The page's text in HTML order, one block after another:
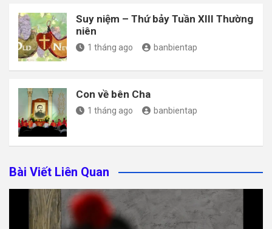
Suy niệm – Thứ bảy Tuần XIII Thường
niên
1 tháng ago banbientap
Con về bên Cha
1 tháng ago banbientap
Bài Viết Liên Quan